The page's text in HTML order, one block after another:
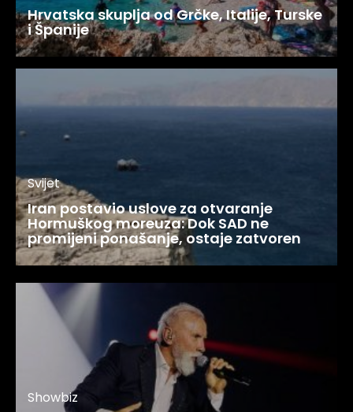
Hrvatska skuplja od Grčke, Italije, Turske
i Španije
Svijet
Iran postavio uslove za otvaranje
Hormuškog moreuza: Dok SAD ne
promijeni ponašanje, ostaje zatvoren
Showbiz